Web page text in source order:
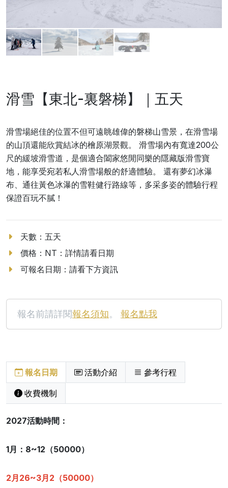
滑雪【東北-裏磐梯】｜五天
滑雪場絕佳的位置不但可遠眺雄偉的磐梯山雪景，在滑雪場
的山頂還能欣賞結冰的檜原湖景觀。 滑雪場內有寬達200公
尺的緩坡滑雪道，是個適合闔家悠閒同樂的隱藏版滑雪寶
地，能享受宛若私人滑雪場般的舒適體驗。 還有夢幻冰瀑
布、通往黃色冰瀑的雪鞋健行路線等，多采多姿的體驗行程
保證百玩不膩！
天數：五天
價格：NT：詳情請看日期
可報名日期：請看下方資訊
報名前請詳閱報名須知。 報名點我
報名日期 活動介紹 參考行程
收費機制
2027活動時間：
1月：8~12（50000）
2月26~3月2（50000）